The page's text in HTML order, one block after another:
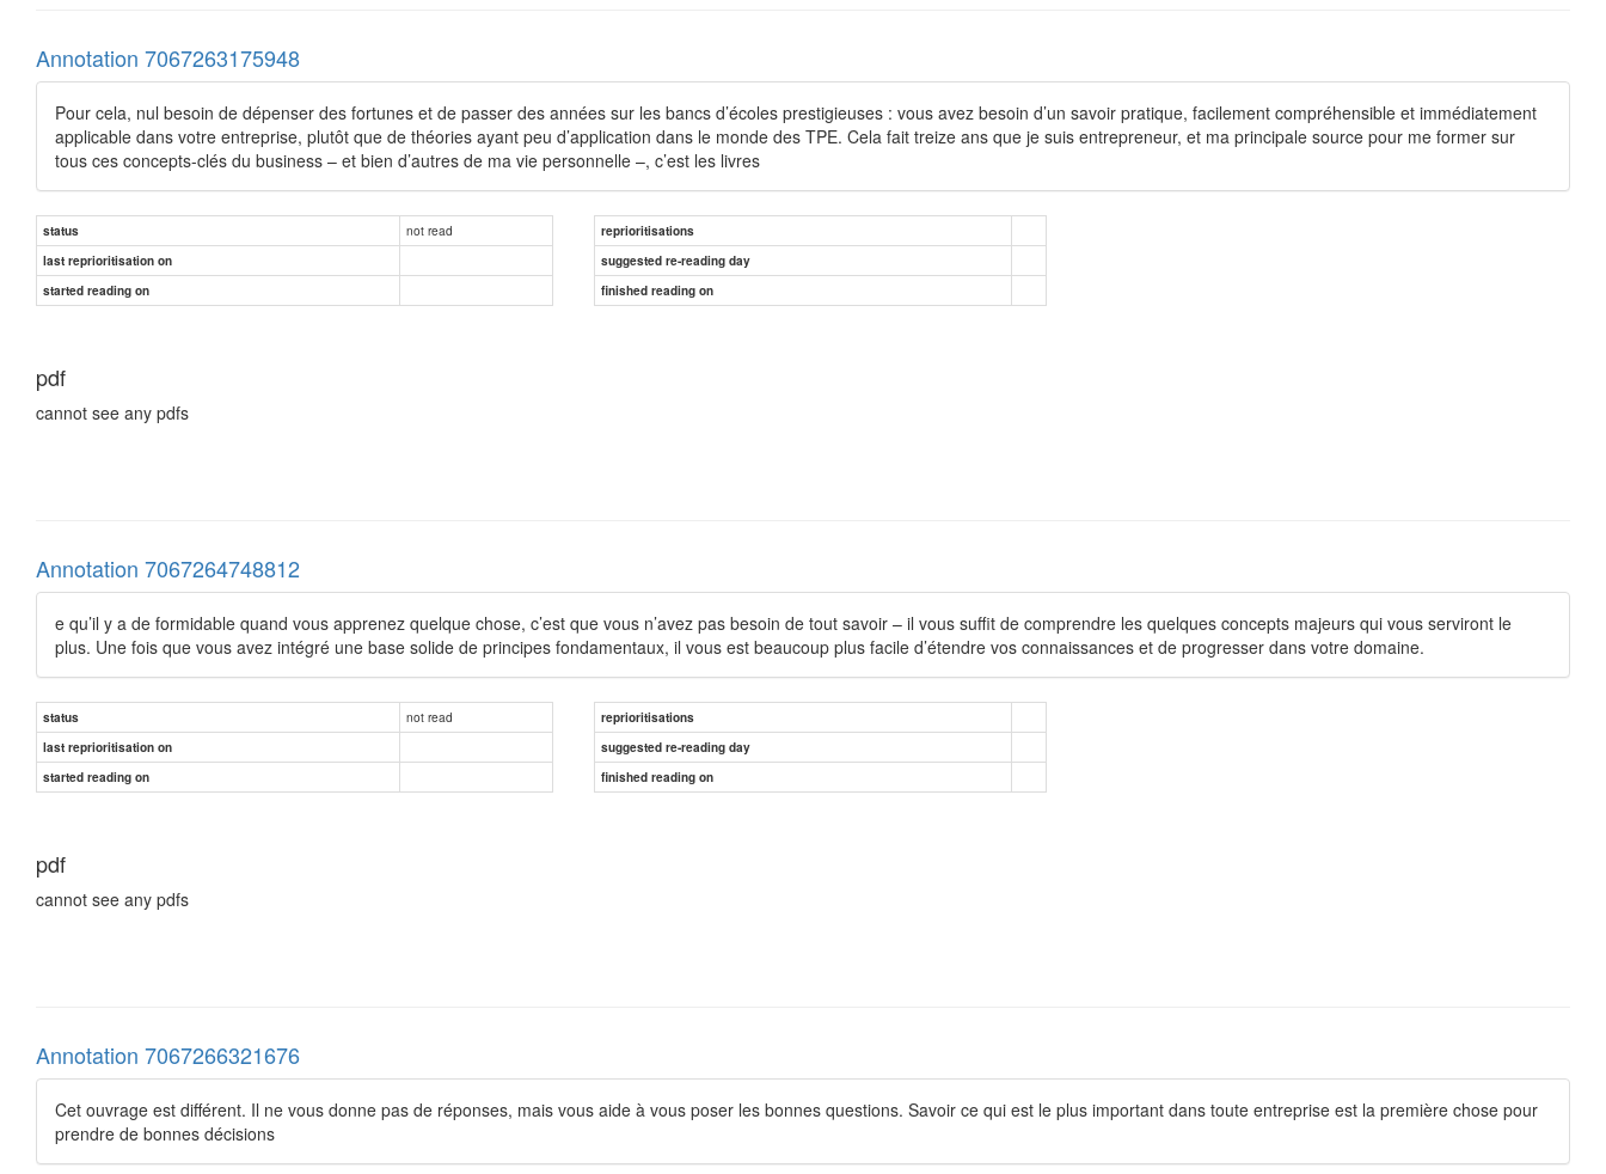
Annotation 7067263175948
Pour cela, nul besoin de dépenser des fortunes et de passer des années sur les bancs d’écoles prestigieuses : vous avez besoin d’un savoir pratique, facilement compréhensible et immédiatement
applicable dans votre entreprise, plutôt que de théories ayant peu d’application dans le monde des TPE. Cela fait treize ans que je suis entrepreneur, et ma principale source pour me former sur
tous ces concepts-clés du business – et bien d’autres de ma vie personnelle –, c’est les livres
status not read
reprioritisations
last reprioritisation on
suggested re-reading day
started reading on
finished reading on
pdf
cannot see any pdfs
Annotation 7067264748812
e qu’il y a de formidable quand vous apprenez quelque chose, c’est que vous n’avez pas besoin de tout savoir – il vous suffit de comprendre les quelques concepts majeurs qui vous serviront le
plus. Une fois que vous avez intégré une base solide de principes fondamentaux, il vous est beaucoup plus facile d’étendre vos connaissances et de progresser dans votre domaine.
status not read
reprioritisations
last reprioritisation on
suggested re-reading day
started reading on
finished reading on
pdf
cannot see any pdfs
Annotation 7067266321676
Cet ouvrage est différent. Il ne vous donne pas de réponses, mais vous aide à vous poser les bonnes questions. Savoir ce qui est le plus important dans toute entreprise est la première chose pour
prendre de bonnes décisions